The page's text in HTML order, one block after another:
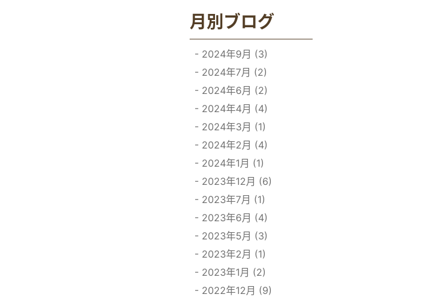
月別ブログ
2024年9月 (3)
2024年7月 (2)
2024年6月 (2)
2024年4月 (4)
2024年3月 (1)
2024年2月 (4)
2024年1月 (1)
2023年12月 (6)
2023年7月 (1)
2023年6月 (4)
2023年5月 (3)
2023年2月 (1)
2023年1月 (2)
2022年12月 (9)